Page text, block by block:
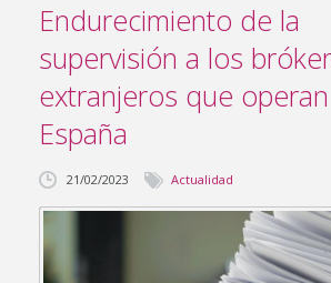
Endurecimiento de la
supervisión a los
extranjeros que
España
21/02/2023 Actualidad